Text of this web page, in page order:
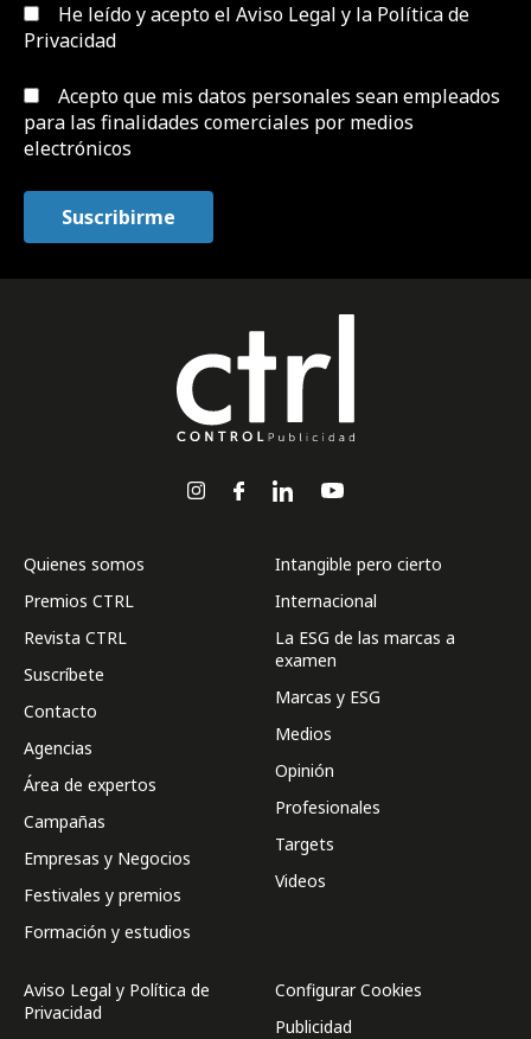
He leído y acepto el Aviso Legal y la Política de
Privacidad
Acepto que mis datos personales sean empleados
para las finalidades comerciales por medios
electrónicos
Quienes somos
Premios CTRL
Revista CTRL
Suscríbete
Contacto
Agencias
Área de expertos
Campañas
Empresas y Negocios
Festivales y premios
Formación y estudios
Intangible pero cierto
Internacional
La ESG de las marcas a
examen
Marcas y ESG
Medios
Opinión
Profesionales
Targets
Videos
Aviso Legal y Política de
Privacidad
Configurar Cookies
Publicidad